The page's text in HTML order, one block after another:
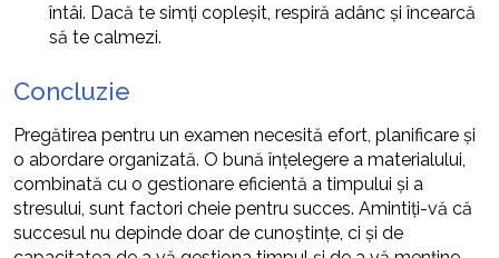
întâi. Dacă te simți copleșit, respiră adânc și încearcă
să te calmezi.
Concluzie
Pregătirea pentru un examen necesită efort, planificare și
o abordare organizată. O bună înțelegere a materialului,
combinată cu o gestionare eficientă a timpului și a
stresului, sunt factori cheie pentru succes. Amintiți-vă că
succesul nu depinde doar de cunoștințe, ci și de